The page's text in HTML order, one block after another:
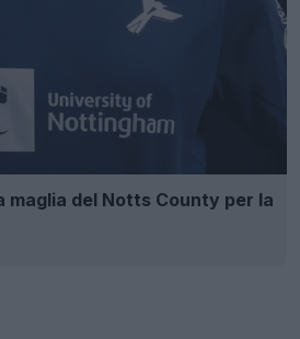
maglia del Notts County per la